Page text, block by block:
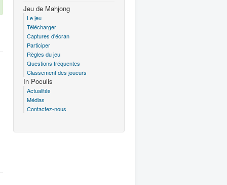
Jeu de Mahjong
Le jeu
Télécharger
Captures d'écran
Participer
Règles du jeu
Questions fréquentes
Classement des joueurs
In Poculis
Actualités
Médias
Contactez-nous